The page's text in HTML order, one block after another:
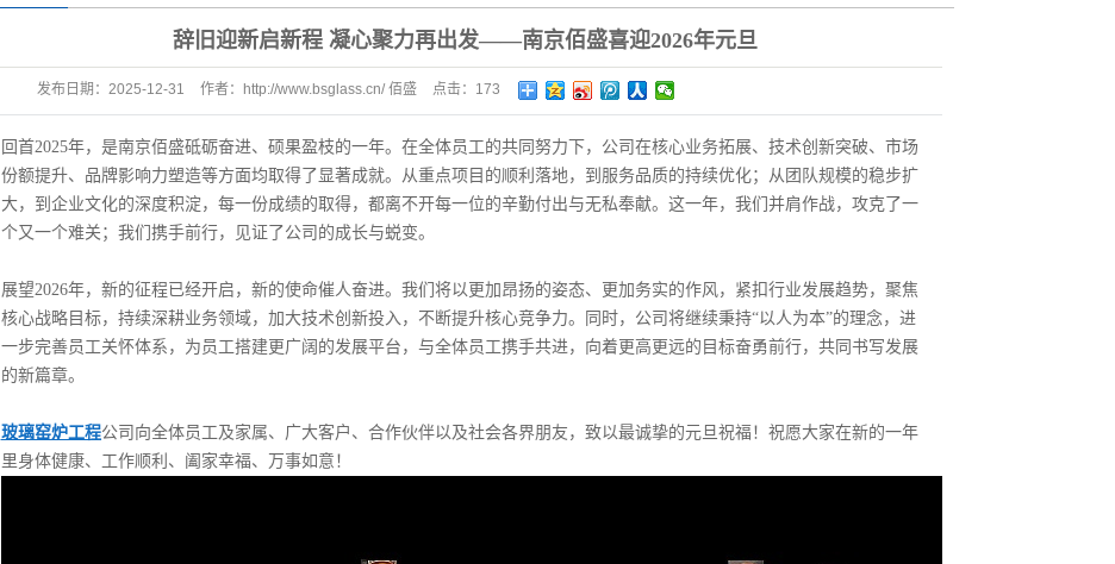
辞旧迎新启新程 凝心聚力再出发——南京佰盛喜迎2026年元旦
发布日期： 2025-12-31 作者： http://www.bsglass.cn/ 佰盛 点击： 173
回首2025年，是南京佰盛砥砺奋进、硕果盈枝的一年。在全体员工的共同努力下，公司在核心业务拓展、技术创新突破、市场
份额提升、品牌影响力塑造等方面均取得了显著成就。从重点项目的顺利落地，到服务品质的持续优化；从团队规模的稳步扩
大，到企业文化的深度积淀，每一份成绩的取得，都离不开每一位的辛勤付出与无私奉献。这一年，我们并肩作战，攻克了一
个又一个难关；我们携手前行，见证了公司的成长与蜕变。
展望2026年，新的征程已经开启，新的使命催人奋进。我们将以更加昂扬的姿态、更加务实的作风，紧扣行业发展趋势，聚焦
核心战略目标，持续深耕业务领域，加大技术创新投入，不断提升核心竞争力。同时，公司将继续秉持“以人为本”的理念，进
一步完善员工关怀体系，为员工搭建更广阔的发展平台，与全体员工携手共进，向着更高更远的目标奋勇前行，共同书写发展
的新篇章。
玻璃窑炉工程公司向全体员工及家属、广大客户、合作伙伴以及社会各界朋友，致以最诚挚的元旦祝福！祝愿大家在新的一年
里身体健康、工作顺利、阖家幸福、万事如意！